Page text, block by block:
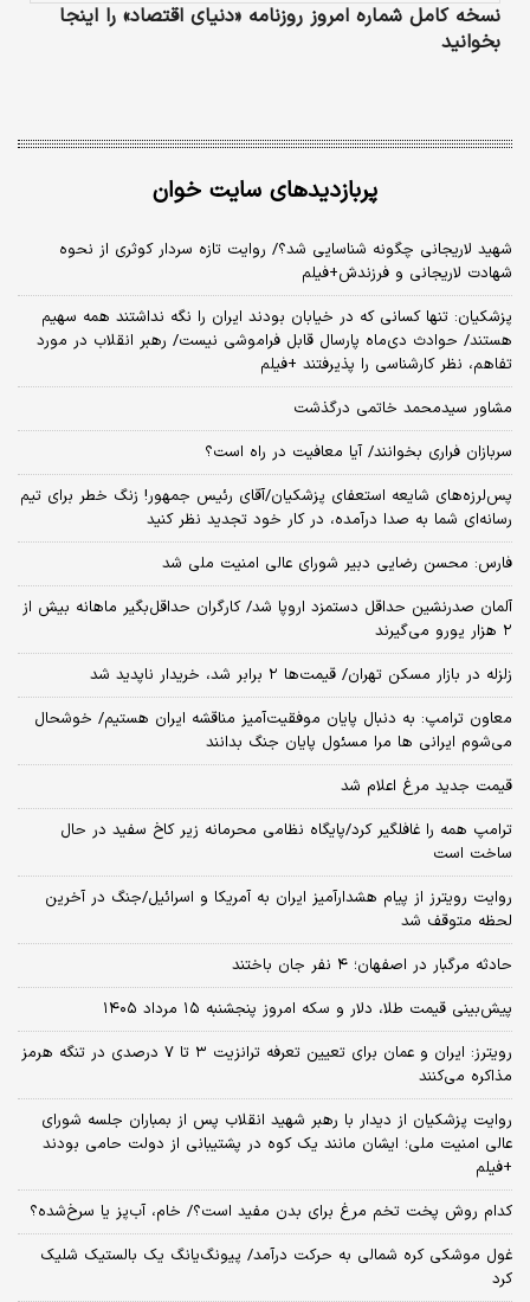
نسخه کامل شماره امروز روزنامه «دنیای‌ اقتصاد» را اینجا
بخوانید
پربازدیدهای سایت خوان
شهید لاریجانی چگونه شناسایی شد؟/ روایت تازه سردار کوثری از نحوه
شهادت لاریجانی و فرزندش+فیلم
پزشکیان: تنها کسانی که در خیابان بودند ایران را نگه نداشتند همه سهیم
هستند/ حوادث دی‌ماه پارسال قابل فراموشی نیست/ رهبر انقلاب در مورد
تفاهم، نظر کارشناسی را پذیرفتند +فیلم
مشاور سیدمحمد خاتمی درگذشت
سربازان فراری بخوانند/ آیا معافیت در راه است؟
پس‌لرزه‌های شایعه استعفای پزشکیان/آقای رئیس جمهور! زنگ خطر برای تیم
رسانه‌ای شما به صدا درآمده، در کار خود تجدید نظر کنید
فارس: محسن رضایی دبیر شورای عالی امنیت ملی شد
آلمان صدرنشین حداقل دستمزد اروپا شد/ کارگران حداقل‌بگیر ماهانه بیش از
۲ هزار یورو می‌گیرند
زلزله در بازار مسکن تهران/ قیمت‌ها ۲ برابر شد، خریدار ناپدید شد
معاون ترامپ: به دنبال پایان موفقیت‌آمیز مناقشه ایران هستیم/ خوشحال
می‌شوم ایرانی ها مرا مسئول پایان جنگ بدانند
قیمت جدید مرغ اعلام شد
ترامپ همه را غافلگیر کرد/پایگاه نظامی محرمانه زیر کاخ سفید در حال
ساخت است
روایت رویترز از پیام هشدارآمیز ایران به آمریکا و اسرائیل/جنگ در آخرین
لحظه متوقف شد
حادثه مرگبار در اصفهان؛ ۴ نفر جان باختند
پیش‌بینی قیمت طلا، دلار و سکه امروز پنجشنبه ۱۵ مرداد ۱۴۰۵
رویترز: ایران و عمان برای تعیین تعرفه ترانزیت ۳ تا ۷ درصدی در تنگه هرمز
مذاکره می‌کنند
روایت پزشکیان از دیدار با رهبر شهید انقلاب پس از بمباران جلسه شورای
عالی امنیت ملی؛ ایشان مانند یک کوه در پشتیبانی از دولت حامی بودند
+فیلم
کدام روش پخت تخم مرغ برای بدن مفید است؟/ خام، آب‌پز یا سرخ‌شده؟
غول موشکی کره شمالی به حرکت درآمد/ پیونگ‌یانگ یک بالستیک شلیک
کرد